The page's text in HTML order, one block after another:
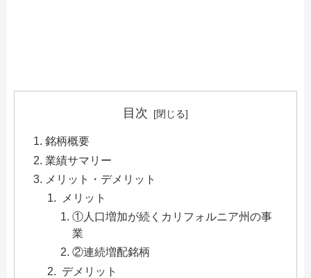
目次
銘柄概要
業績サマリー
メリット・デメリット
メリット
①人口増加が続くカリフォルニア州の事
業
②連続増配銘柄
デメリット